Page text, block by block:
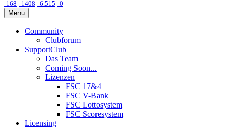
168 1408 6.515 0
Menu
Community
Clubforum
SupportClub
Das Team
Coming Soon...
Lizenzen
FSC 17&4
FSC V-Bank
FSC Lottosystem
FSC Scoresystem
Licensing